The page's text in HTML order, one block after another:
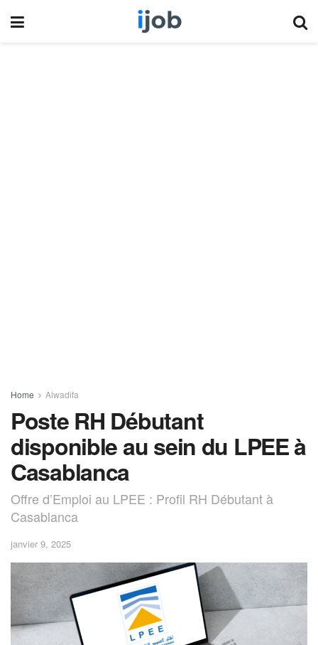
Home Alwadifa
Poste RH Débutant
disponible au sein du LPEE à
Casablanca
Offre d’Emploi au LPEE : Profil RH Débutant à
Casablanca
janvier 9, 2025